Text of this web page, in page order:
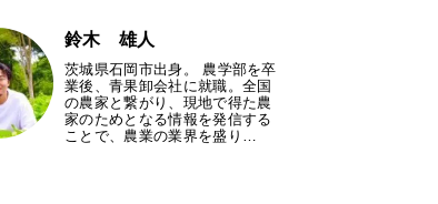
鈴木 雄人
茨城県石岡市出身。 農学部を卒
業後、青果卸会社に就職。全国
の農家と繋がり、現地で得た農
家のためとなる情報を発信する
ことで、農業の業界を盛り…